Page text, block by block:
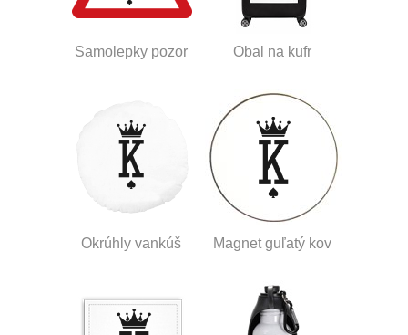
Samolepky pozor Obal na kufr
Okrúhly vankúš Magnet guľatý kov